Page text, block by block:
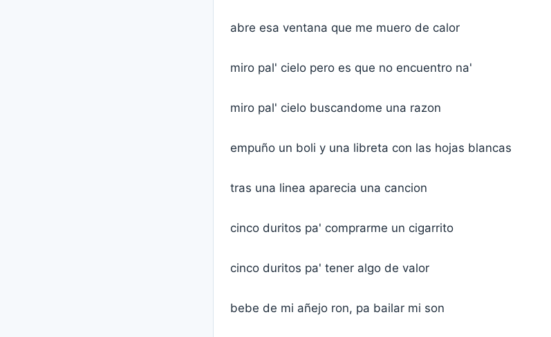
abre esa ventana que me muero de calor
miro pal' cielo pero es que no encuentro na'
miro pal' cielo buscandome una razon
empuño un boli y una libreta con las hojas blancas
tras una linea aparecia una cancion
cinco duritos pa' comprarme un cigarrito
cinco duritos pa' tener algo de valor
bebe de mi añejo ron, pa bailar mi son